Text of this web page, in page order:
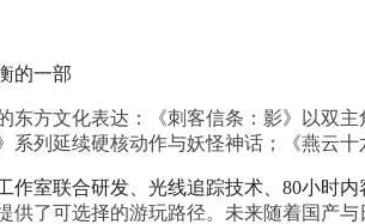
的一部
东方文化表达：《刺客信条：影》以双
系列延续硬核动作与妖怪神话；《燕云十
作室联合研发、光线追踪技术、80小时
供了可选择的游玩路径。未来随着国产